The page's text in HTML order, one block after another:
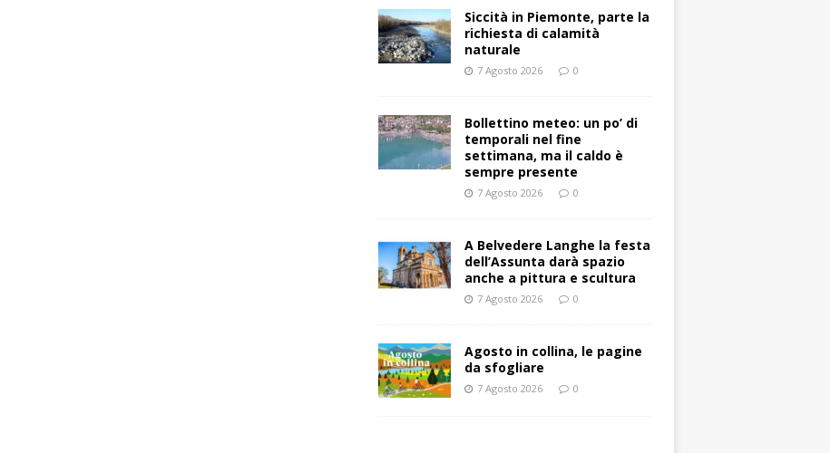
Siccità in Piemonte, parte la
richiesta di calamità
naturale
7 Agosto 2026 0
Bollettino meteo: un po’ di
temporali nel fine
settimana, ma il caldo è
sempre presente
7 Agosto 2026 0
A Belvedere Langhe la festa
dell’Assunta darà spazio
anche a pittura e scultura
7 Agosto 2026 0
Agosto in collina, le pagine
da sfogliare
7 Agosto 2026 0